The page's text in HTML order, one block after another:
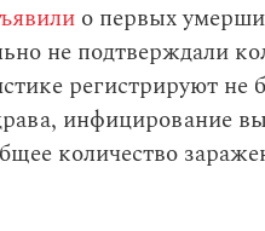
о первых
не подтверждали
регистрируют
инфицирование
количество